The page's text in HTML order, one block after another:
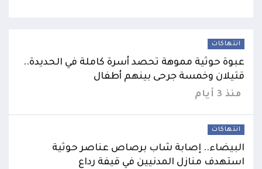
انتهاكات
عبوة حوثية مموهة تحصد أسرة كاملة في الحديدة..
قتيلان وخمسة جرحى بينهم أطفال
منذ 3 أيام
انتهاكات
البيضاء.. إصابة شاب برصاص عناصر حوثية
استهدف منازل المدنيين في قيفة رداع